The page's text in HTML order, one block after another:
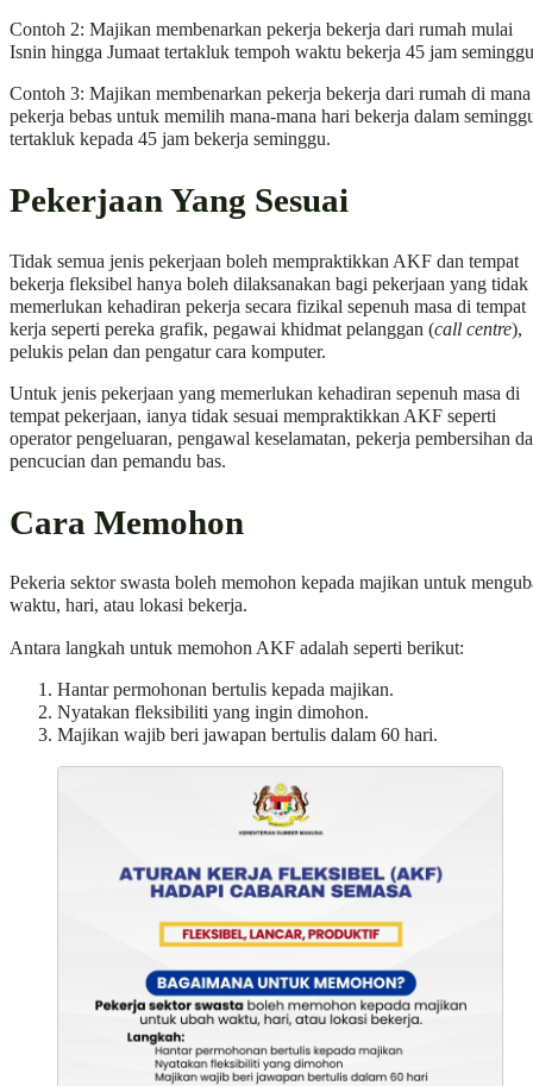
Contoh 2: Majikan membenarkan pekerja bekerja dari rumah mulai
Isnin hingga Jumaat tertakluk tempoh waktu bekerja 45 jam
Contoh 3: Majikan membenarkan pekerja bekerja dari rumah di mana
pekerja bebas untuk memilih mana-mana hari bekerja dalam
tertakluk kepada 45 jam bekerja seminggu.
Pekerjaan Yang Sesuai
Tidak semua jenis pekerjaan boleh mempraktikkan AKF dan tempat
bekerja fleksibel hanya boleh dilaksanakan bagi pekerjaan yang tidak
memerlukan kehadiran pekerja secara fizikal sepenuh masa di tempat
kerja seperti pereka grafik, pegawai khidmat pelanggan (call centre),
pelukis pelan dan pengatur cara komputer.
Untuk jenis pekerjaan yang memerlukan kehadiran sepenuh masa di
tempat pekerjaan, ianya tidak sesuai mempraktikkan AKF seperti
operator pengeluaran, pengawal keselamatan, pekerja pembersihan
pencucian dan pemandu bas.
Cara Memohon
Pekeria sektor swasta boleh memohon kepada majikan untuk
waktu, hari, atau lokasi bekerja.
Antara langkah untuk memohon AKF adalah seperti berikut:
Hantar permohonan bertulis kepada majikan.
Nyatakan fleksibiliti yang ingin dimohon.
Majikan wajib beri jawapan bertulis dalam 60 hari.